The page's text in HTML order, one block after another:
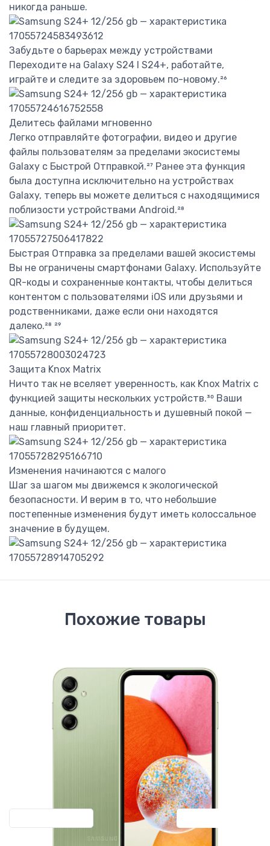
никогда раньше.
Забудьте о барьерах между устройствами
Переходите на Galaxy S24 I S24+, работайте,
играйте и следите за здоровьем по-новому.²⁶
Делитесь файлами мгновенно
Легко отправляйте фотографии, видео и другие
файлы пользователям за пределами экосистемы
Galaxy с Быстрой Отправкой.²⁷ Ранее эта функция
была доступна исключительно на устройствах
Galaxy, теперь вы можете делиться с находящимися
поблизости устройствами Android.²⁸
Быстрая Отправка за пределами вашей экосистемы
Вы не ограничены смартфонами Galaxy. Используйте
QR-коды и сохраненные контакты, чтобы делиться
контентом с пользователями iOS или друзьями и
родственниками, даже если они находятся
далеко.²⁸ ²⁹
Защита Knox Matrix
Ничто так не вселяет уверенность, как Knox Matrix с
функцией защиты нескольких устройств.³⁰ Ваши
данные, конфиденциальность и душевный покой —
наш главный приоритет.
Изменения начинаются с малого
Шаг за шагом мы движемся к экологической
безопасности. И верим в то, что небольшие
постепенные изменения будут иметь колоссальное
значение в будущем.
Похожие товары